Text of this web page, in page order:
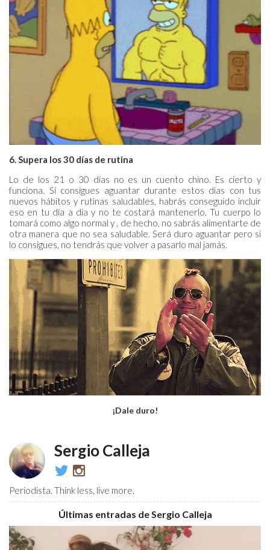
6. Supera los 30 días de rutina
Lo de los 21 o 30 días no es un cuento chino. Es cierto y
funciona. Si consigues aguantar durante estos días con tus
nuevos hábitos y rutinas saludables, habrás conseguido incluir
eso en tu día a día y no te costará mantenerlo. Tu cuerpo lo
tomará como algo normal y , de hecho, no sabrás alimentarte de
otra manera que no sea saludable. Será duro aguantar pero si
lo consigues, no tendrás que volver a pasarlo mal jamás.
¡Dale duro!
Sergio Calleja
@CallejovicDos10
callejovic
Periodista. Think less, live more.
Últimas entradas de Sergio Calleja